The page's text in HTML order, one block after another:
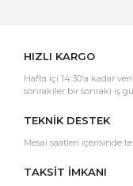
HIZLI KARGO
Hafta içi 14:30'a kadar
sonrakiler bir sonraki iş
TEKNİK DESTEK
Mesai saatleri içerisinde
TAKSİT İMKANI